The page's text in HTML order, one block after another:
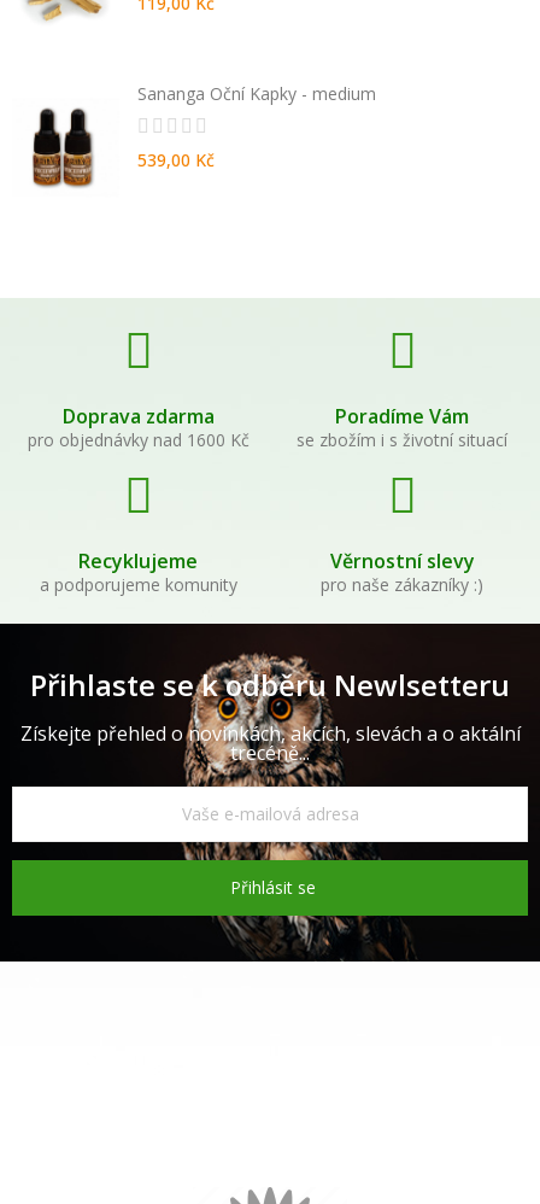
Sananga Oční Kapky - medium
539,00 Kč
Doprava zdarma
pro objednávky nad 1600 Kč
Poradíme Vám
se zbožím i s životní situací
Recyklujeme
a podporujeme komunity
Věrnostní slevy
pro naše zákazníky :)
Přihlaste se k odběru Newlsetteru
Získejte přehled o novinkách, akcích, slevách a o aktální
trecéně...
Přihlásit se